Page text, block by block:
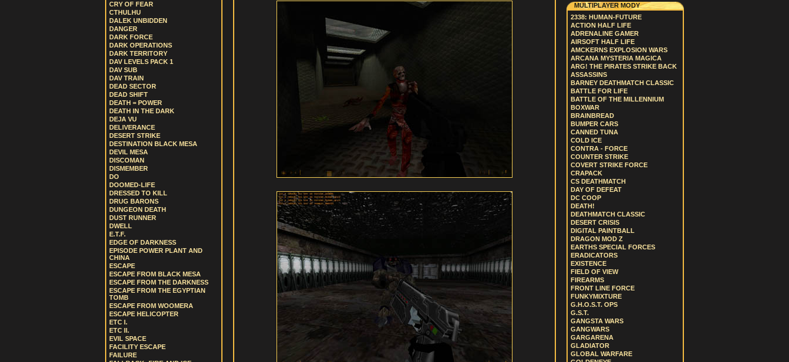
CRY OF FEAR
CTHULHU
DALEK UNBIDDEN
DANGER
DARK FORCE
DARK OPERATIONS
DARK TERRITORY
DAV LEVELS PACK 1
DAV SUB
DAV TRAIN
DEAD SECTOR
DEAD SHIFT
DEATH = POWER
DEATH IN THE DARK
DEJA VU
DELIVERANCE
DESERT STRIKE
DESTINATION BLACK MESA
DEVIL MESA
DISCOMAN
DISMEMBER
DO
DOOMED-LIFE
DRESSED TO KILL
DRUG BARONS
DUNGEON DEATH
DUST RUNNER
DWELL
E.T.F.
EDGE OF DARKNESS
EPISODE POWER PLANT AND
CHINA
ESCAPE
ESCAPE FROM BLACK MESA
ESCAPE FROM THE DARKNESS
ESCAPE FROM THE EGYPTIAN
TOMB
ESCAPE FROM WOOMERA
ESCAPE HELICOPTER
ETC I.
ETC II.
EVIL SPACE
FACILITY ESCAPE
FAILURE
MULTIPLAYER MODY
2338: HUMAN-FUTURE
ACTION HALF LIFE
ADRENALINE GAMER
AIRSOFT HALF LIFE
AMCKERNS EXPLOSION WARS
ARCANA MYSTERIA MAGICA
ARG! THE PIRATES STRIKE BACK
ASSASSINS
BARNEY DEATHMATCH CLASSIC
BATTLE FOR LIFE
BATTLE OF THE MILLENNIUM
BOXWAR
BRAINBREAD
BUMPER CARS
CANNED TUNA
COLD ICE
CONTRA - FORCE
COUNTER STRIKE
COVERT STRIKE FORCE
CRAPACK
CS DEATHMATCH
DAY OF DEFEAT
DC COOP
DEATH!
DEATHMATCH CLASSIC
DESERT CRISIS
DIGITAL PAINTBALL
DRAGON MOD Z
EARTHS SPECIAL FORCES
ERADICATORS
EXISTENCE
FIELD OF VIEW
FIREARMS
FRONT LINE FORCE
FUNKYMIXTURE
G.H.O.S.T. OPS
G.S.T.
GANGSTA WARS
GANGWARS
GARGARENA
GLADIATOR
GLOBAL WARFARE